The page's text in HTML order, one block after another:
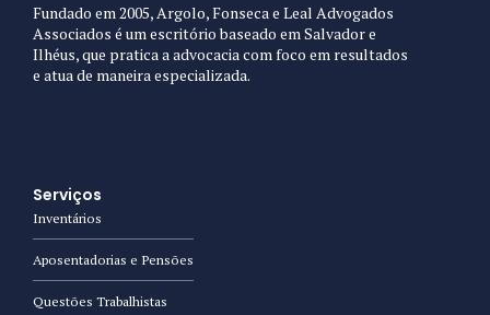
Fundado em 2005, Argolo, Fonseca e Leal Advogados
Associados é um escritório baseado em Salvador e
Ilhéus, que pratica a advocacia com foco em resultados
e atua de maneira especializada.
Serviços
Inventários
Aposentadorias e Pensões
Questões Trabalhistas